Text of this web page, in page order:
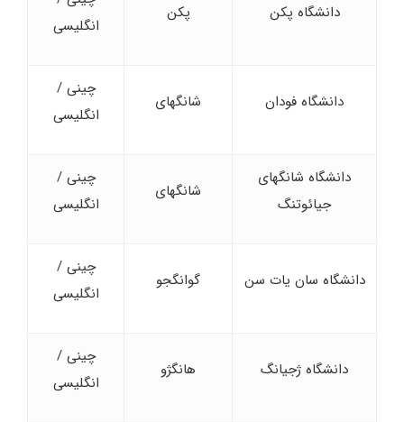
دانشگاه پکن پکن
انگلیسی
دانشگاه فودان شانگهای
چینی /
انگلیسی
دانشگاه شانگهای
جیائوتنگ
شانگهای
چینی /
انگلیسی
دانشگاه سان یات سن گوانگجو
چینی /
انگلیسی
دانشگاه ژجیانگ هانگژو
چینی /
انگلیسی